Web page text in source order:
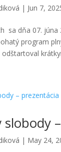
| Jun 7,
sa dňa 07.
program
| May 24,